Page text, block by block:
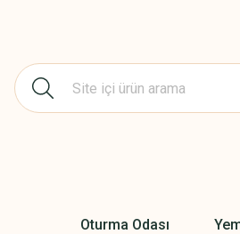
Oturma Odası